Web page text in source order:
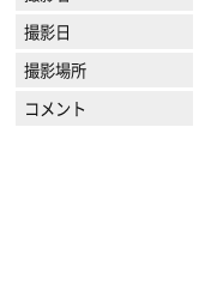
撮影日
撮影場所
コメント